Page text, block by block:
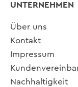
UNTERNEHMEN
Über uns
Kontakt
Impressum
Nachhaltigkeit